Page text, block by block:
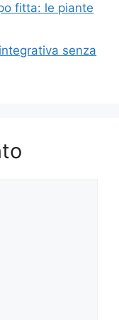
fitta: le piante
senza